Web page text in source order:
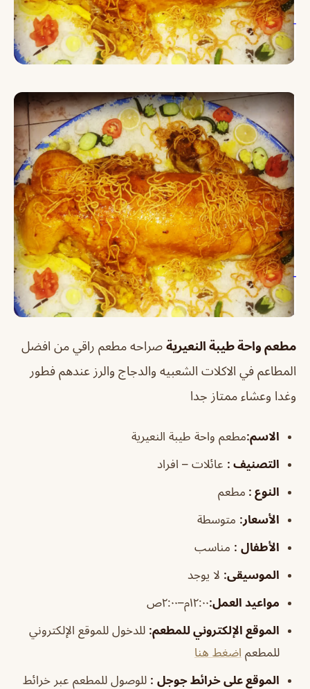
مطعم واحة طيبة النعيرية صراحه مطعم راقي من افضل
المطاعم في الاكلات الشعبيه والدجاج والرز عندهم فطور
وغدا وعشاء ممتاز جدا
الاسم:مطعم واحة طيبة النعيرية
التصنيف : عائلات – افراد
النوع : مطعم
الأسعار: متوسطة
الأطفال : مناسب
الموسيقى: لا يوجد
مواعيد العمل:١٢:٠٠م–٢:٠٠ص
الموقع الإلكتروني للمطعم: للدخول للموقع الإلكتروني
للمطعم اضغط هنا
الموقع على خرائط جوجل : للوصول للمطعم عبر خرائط